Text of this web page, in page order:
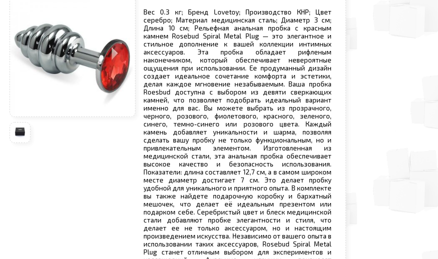
Вес 0.3 кг; Бренд Lovetoy; Производство КНР; Цвет
серебро; Материал медицинская сталь; Диаметр 3 см;
Длина 10 см; Рельефная анальная пробка с красным
камнем Rosebud Spiral Metal Plug — это элегантное и
стильное дополнение к вашей коллекции интимных
аксессуаров. Эта пробка обладает рифленым
наконечником, который обеспечивает невероятные
ощущения при использовании. Ее продуманный дизайн
создает идеальное сочетание комфорта и эстетики,
делая каждое мгновение незабываемым. Ваша пробка
Roesbud доступна с выбором из девяти сверкающих
камней, что позволяет подобрать идеальный вариант
именно для вас. Вы можете выбрать из прозрачного,
черного, розового, фиолетового, красного, зеленого,
синего, темно-синего или розового цвета. Каждый
камень добавляет уникальности и шарма, позволяя
сделать вашу пробку не только функциональным, но и
привлекательным элементом. Изготовленная из
медицинской стали, эта анальная пробка обеспечивает
высокое качество и безопасность использования.
Показатели: длина составляет 12,7 см, а в самом широком
месте диаметр достигает 7 см. Это делает пробку
удобной для уникального и приятного опыта. В комплекте
вы также найдете подарочную коробку и бархатный
мешочек, что делает её идеальным презентом или
подарком себе. Серебристый цвет и блеск медицинской
стали добавляют пробке элегантности и стиля, что
делает ее не только аксессуаром, но и настоящим
произведением искусства. Независимо от вашего опыта в
использовании таких аксессуаров, Rosebud Spiral Metal
Plug станет отличным выбором для экспериментов и